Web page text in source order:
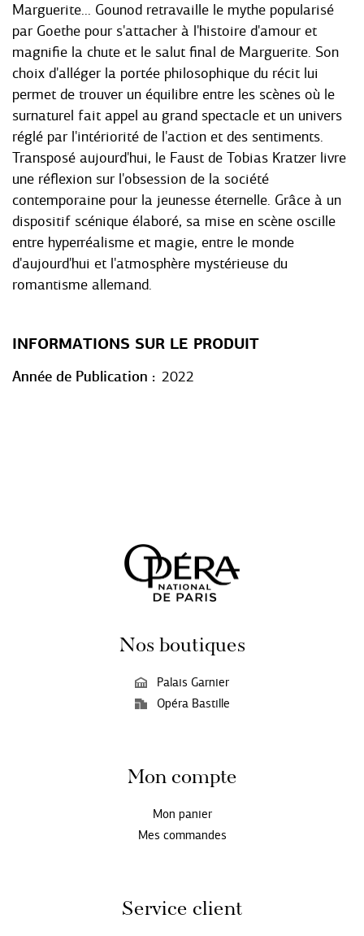
Marguerite... Gounod retravaille le mythe popularisé
par Goethe pour s'attacher à l'histoire d'amour et
magnifie la chute et le salut final de Marguerite. Son
choix d'alléger la portée philosophique du récit lui
permet de trouver un équilibre entre les scènes où le
surnaturel fait appel au grand spectacle et un univers
réglé par l'intériorité de l'action et des sentiments.
Transposé aujourd'hui, le Faust de Tobias Kratzer livre
une réflexion sur l'obsession de la société
contemporaine pour la jeunesse éternelle. Grâce à un
dispositif scénique élaboré, sa mise en scène oscille
entre hyperréalisme et magie, entre le monde
d'aujourd'hui et l'atmosphère mystérieuse du
romantisme allemand.
INFORMATIONS SUR LE PRODUIT
Année de Publication 2022
Nos boutiques
Palais Garnier
Opéra Bastille
Mon compte
Mon panier
Mes commandes
Service client